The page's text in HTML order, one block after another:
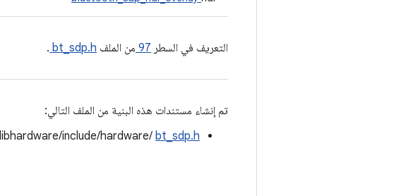
التعريف في السطر 97 من الملف bt_sdp.h
.
تم إنشاء مستندات هذه البنية من الملف التالي:
include/hardware/ bt_sdp.h